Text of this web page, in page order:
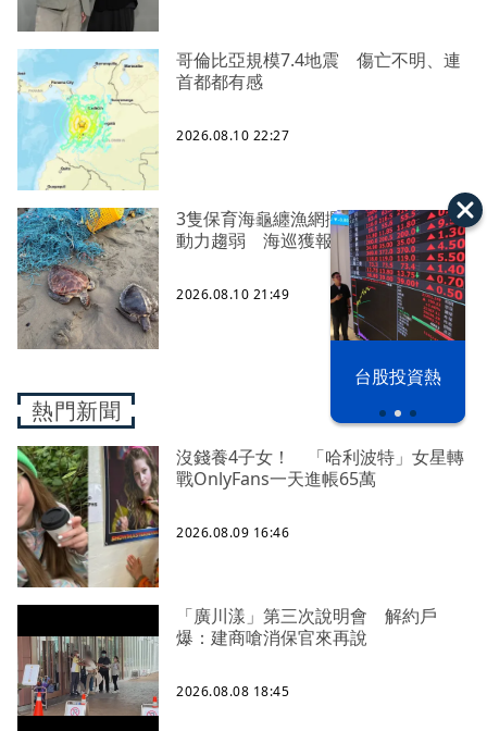
台股投資熱
哥倫比亞規模7.4地震 傷亡不明、連
首都都有感
2026.08.10 22:27
3隻保育海龜纏漁網擱淺台南沙洲、活
動力趨弱 海巡獲報成功救回
2026.08.10 21:49
熱門新聞
沒錢養4子女！ 「哈利波特」女星轉
戰OnlyFans一天進帳65萬
2026.08.09 16:46
「廣川漾」第三次說明會 解約戶
爆：建商嗆消保官來再說
2026.08.08 18:45